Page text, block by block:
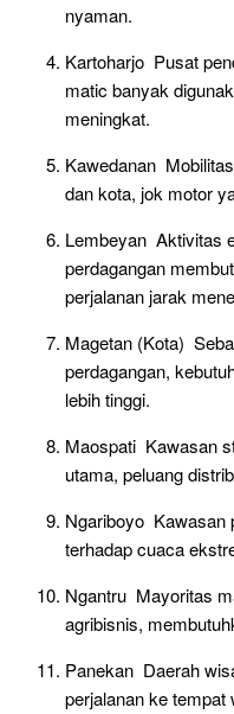
nyaman.
Kartoharjo Pusat
matic banyak
meningkat.
Kawedanan
dan kota, jok motor
Lembeyan Aktivitas
perdagangan
perjalanan jarak
Magetan (Kota)
perdagangan,
lebih tinggi.
Maospati Kawasan
utama, peluang
Ngariboyo Kawasan
terhadap cuaca
Ngantru Mayoritas
agribisnis,
Panekan Daerah
perjalanan ke tempat